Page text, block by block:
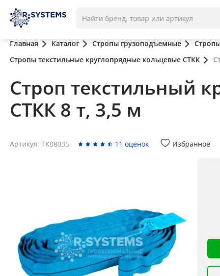
Главная Каталог Стропы грузоподъемные
Стропы текстильные круглопрядные кольцевые СТКК
Строп текстильный
СТКК 8 т, 3,5 м
Артикул: TK08035 11 оценок Избранное